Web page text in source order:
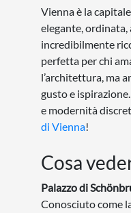
Vienna è la
elegante, ordinata,
incredibilmente
perfetta per chi
l’architettura, ma
gusto e
e modernità
di Vienna!
Cosa
Palazzo di
Conosciuto come